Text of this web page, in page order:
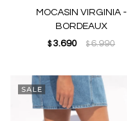
MOCASIN VIRGINIA -
BORDEAUX
$ 3.690 $6.990